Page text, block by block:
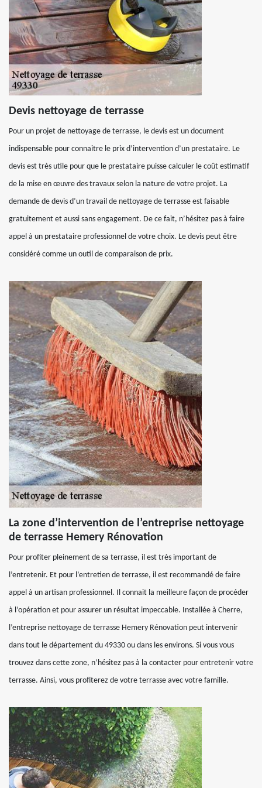
Devis nettoyage de terrasse
Pour un projet de nettoyage de terrasse, le devis est un document
indispensable pour connaitre le prix d’intervention d’un prestataire. Le
devis est très utile pour que le prestataire puisse calculer le coût estimatif
de la mise en œuvre des travaux selon la nature de votre projet. La
demande de devis d’un travail de nettoyage de terrasse est faisable
gratuitement et aussi sans engagement. De ce fait, n’hésitez pas à faire
appel à un prestataire professionnel de votre choix. Le devis peut être
considéré comme un outil de comparaison de prix.
La zone d’intervention de l’entreprise nettoyage
de terrasse Hemery Rénovation
Pour profiter pleinement de sa terrasse, il est très important de
l’entretenir. Et pour l’entretien de terrasse, il est recommandé de faire
appel à un artisan professionnel. Il connait la meilleure façon de procéder
à l’opération et pour assurer un résultat impeccable. Installée à Cherre,
l’entreprise nettoyage de terrasse Hemery Rénovation peut intervenir
dans tout le département du 49330 ou dans les environs. Si vous vous
trouvez dans cette zone, n’hésitez pas à la contacter pour entretenir votre
terrasse. Ainsi, vous profiterez de votre terrasse avec votre famille.